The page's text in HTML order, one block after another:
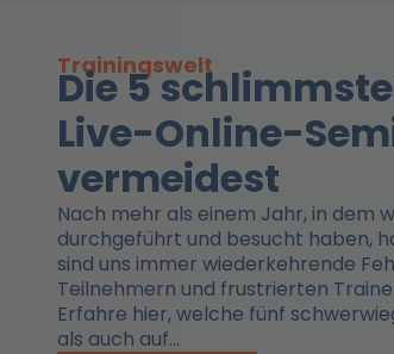
Trainingswelt
Die 5
Live-Online-
vermeidest
Nach mehr als einem Jahr, in dem
durchgeführt und besucht haben,
sind uns immer wiederkehrende
Teilnehmern und frustrierten
Erfahre hier, welche fünf
als auch auf…